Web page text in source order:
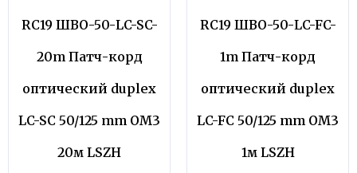
RC19 ШВО-50-LC-SC-
20m Патч-корд
оптический duplex
LC-SC 50/125 mm OM3
20м LSZH
RC19 ШВО-50-LC-FC-
1m Патч-корд
оптический duplex
LC-FC 50/125 mm OM3
1м LSZH